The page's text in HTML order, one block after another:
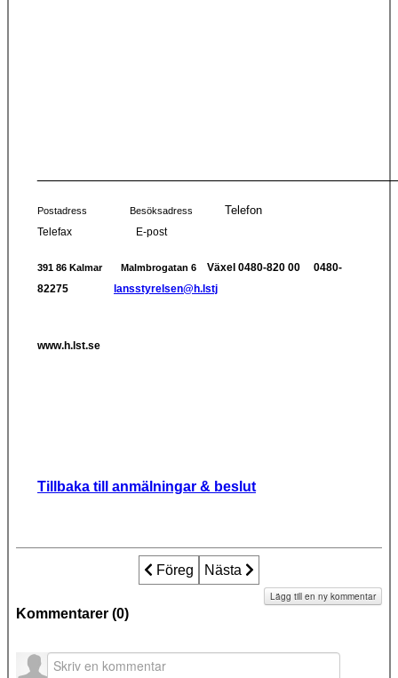
Postadress Besöksadress Telefon
Telefax E-post
391 86 Kalmar Malmbrogatan 6 Växel 0480-820 00
0480-
82275
lansstyrelsen@h.lstj
www.h.lst.se
Tillbaka till anmälningar & beslut
Föregående artikel: NKMR:s begäran
Föreg Nästa artikel: BARNETS
Nästa
Kommentarer (0)
Lägg till en ny kommentar